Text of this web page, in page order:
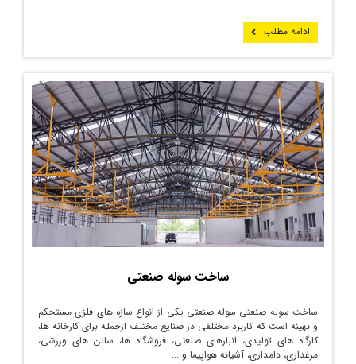
ادامه مطلب
ساخت سوله صنعتی
ساخت سوله صنعتی سوله صنعتی یکی از انواع سازه های فلزی مستحکم
و بهینه است که کاربرد مختلفی در صنایع مختلف ازجمله برای کارخانه ها،
کارگاه های تولیدی، انبارهای صنعتی، فروشگاه ها، سالن های ورزشی،
مرغداری، دامداری، آشیانه هواپیما و ...